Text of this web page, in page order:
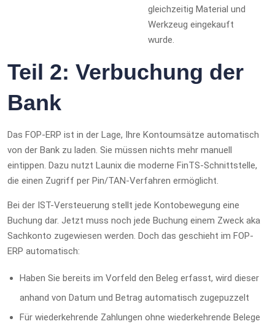
gleichzeitig Material und
Werkzeug eingekauft
wurde.
Teil 2: Verbuchung der
Bank
Das FOP-ERP ist in der Lage, Ihre Kontoumsätze automatisch
von der Bank zu laden. Sie müssen nichts mehr manuell
eintippen. Dazu nutzt Launix die moderne FinTS-Schnittstelle,
die einen Zugriff per Pin/TAN-Verfahren ermöglicht.
Bei der IST-Versteuerung stellt jede Kontobewegung eine
Buchung dar. Jetzt muss noch jede Buchung einem Zweck aka
Sachkonto zugewiesen werden. Doch das geschieht im FOP-
ERP automatisch:
Haben Sie bereits im Vorfeld den Beleg erfasst, wird dieser
anhand von Datum und Betrag automatisch zugepuzzelt
Für wiederkehrende Zahlungen ohne wiederkehrende Belege